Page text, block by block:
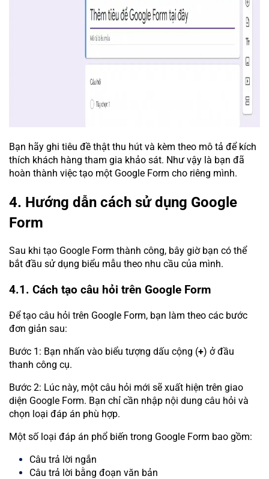
Bạn hãy ghi tiêu đề thật thu hút và kèm theo mô tả để kích
thích khách hàng tham gia khảo sát. Như vậy là bạn đã
hoàn thành việc tạo một Google Form cho riêng mình.
4. Hướng dẫn cách sử dụng Google
Form
Sau khi tạo Google Form thành công, bây giờ bạn có thể
bắt đầu sử dụng biểu mẫu theo nhu cầu của mình.
4.1. Cách tạo câu hỏi trên Google Form
Để tạo câu hỏi trên Google Form, bạn làm theo các bước
đơn giản sau:
Bước 1: Bạn nhấn vào biểu tượng dấu cộng (+) ở đầu
thanh công cụ.
Bước 2: Lúc này, một câu hỏi mới sẽ xuất hiện trên giao
diện Google Form. Bạn chỉ cần nhập nội dung câu hỏi và
chọn loại đáp án phù hợp.
Một số loại đáp án phổ biến trong Google Form bao gồm:
Câu trả lời ngắn
Câu trả lời bằng đoạn văn bản